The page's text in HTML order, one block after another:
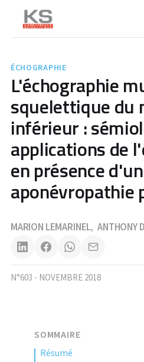
ÉCHOGRAPHIE
L'échographie
squelettique du
inférieur :
applications de
en présence
aponévropathie
MARION LEMARINEL,ANTHONY
N°603 - NOVEMBRE 2018
SOMMAIRE
résumé